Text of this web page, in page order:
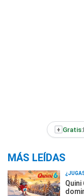
+ Gratis:
MÁS LEÍDAS